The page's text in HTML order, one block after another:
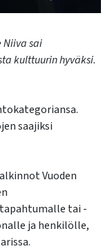
Niiva sai
kulttuurin hyväksi.
saajiksi
Vuoden
tai -
ja henkilölle,